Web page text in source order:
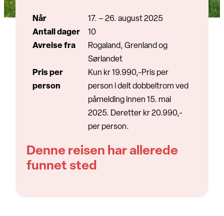
Når
17. – 26. august 2025
Antall dager
10
Avreise fra
Rogaland, Grenland og
Sørlandet
Pris per
person
Kun kr 19.990,-Pris per
person i delt dobbeltrom ved
påmelding innen 15. mai
2025. Deretter kr 20.990,-
per person.
Denne reisen har allerede
funnet sted